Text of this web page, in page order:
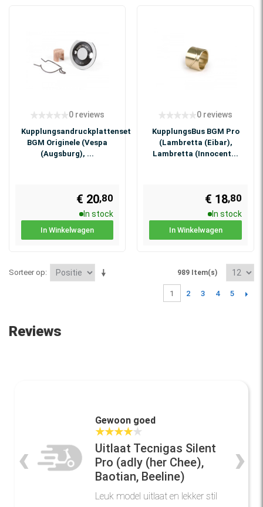
0 reviews
Kupplungsandruckplattenset
BGM Originele (Vespa
(Augsburg), ...
€ 20,80
In stock
In Winkelwagen
0 reviews
KupplungsBus BGM Pro
(Lambretta (Eibar),
Lambretta (Innocent...
€ 18,80
In stock
In Winkelwagen
Sorteer op 989 Item(s)
1 2 3 4 5
Reviews
Gewoon goed
★★★★★
Uitlaat Tecnigas Silent
Pro (adly (her Chee),
Baotian, Beeline)
Leuk model uitlaat en lekker stil
‹ ›